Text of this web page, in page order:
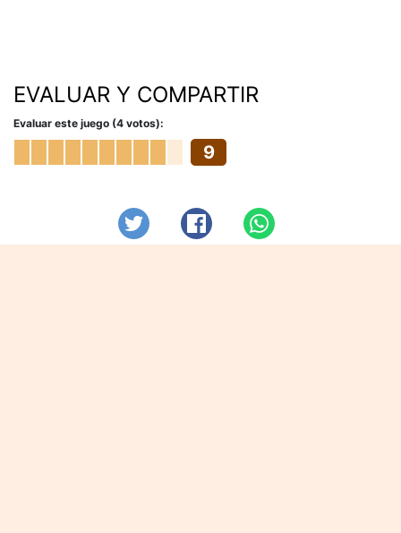
EVALUAR Y COMPARTIR
Evaluar este juego (4 votos):
9